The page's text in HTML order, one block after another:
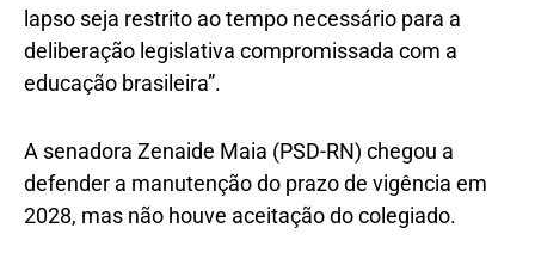
lapso seja restrito ao tempo necessário para a
deliberação legislativa compromissada com a
educação brasileira”.
A senadora Zenaide Maia (PSD-RN) chegou a
defender a manutenção do prazo de vigência em
2028, mas não houve aceitação do colegiado.